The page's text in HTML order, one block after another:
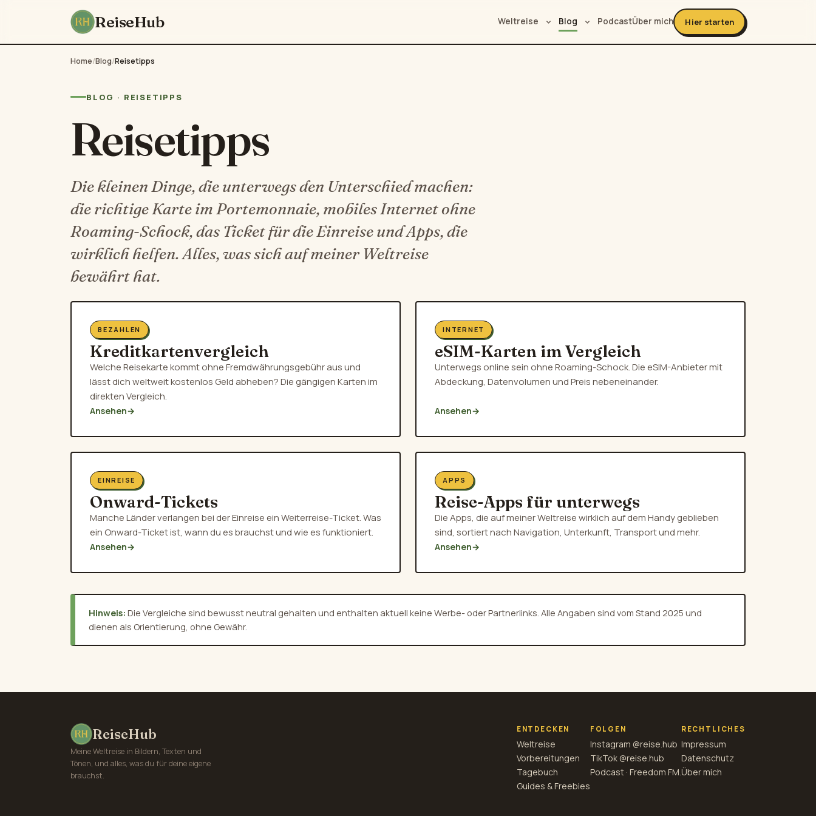
ReiseHub Weltreise Blog PodcastÜber mich Hier starten
Home/Blog/Reisetipps
BLOG · REISETIPPS
Reisetipps
Die kleinen Dinge, die unterwegs den Unterschied machen:
die richtige Karte im Portemonnaie, mobiles Internet ohne
Roaming-Schock, das Ticket für die Einreise und Apps, die
wirklich helfen. Alles, was sich auf meiner Weltreise
bewährt hat.
BEZAHLEN
Kreditkartenvergleich
Welche Reisekarte kommt ohne Fremdwährungsgebühr aus und
lässt dich weltweit kostenlos Geld abheben? Die gängigen Karten im
direkten Vergleich.
Ansehen→
INTERNET
eSIM-Karten im Vergleich
Unterwegs online sein ohne Roaming-Schock. Die eSIM-Anbieter mit
Abdeckung, Datenvolumen und Preis nebeneinander.
Ansehen→
EINREISE
Onward-Tickets
Manche Länder verlangen bei der Einreise ein Weiterreise-Ticket. Was
ein Onward-Ticket ist, wann du es brauchst und wie es funktioniert.
Ansehen→
APPS
Reise-Apps für unterwegs
Die Apps, die auf meiner Weltreise wirklich auf dem Handy geblieben
sind, sortiert nach Navigation, Unterkunft, Transport und mehr.
Ansehen→
Hinweis: Die Vergleiche sind bewusst neutral gehalten und enthalten aktuell keine Werbe- oder Partnerlinks. Alle Angaben sind vom Stand 2025 und
dienen als Orientierung, ohne Gewähr.
ReiseHub
Meine Weltreise in Bildern, Texten und
Tönen, und alles, was du für deine eigene
brauchst.
ENTDECKEN
Weltreise
Vorbereitungen
Tagebuch
Guides & Freebies
FOLGEN
Instagram @reise.hub
TikTok @reise.hub
Podcast · Freedom FM.
RECHTLICHES
Impressum
Datenschutz
Über mich